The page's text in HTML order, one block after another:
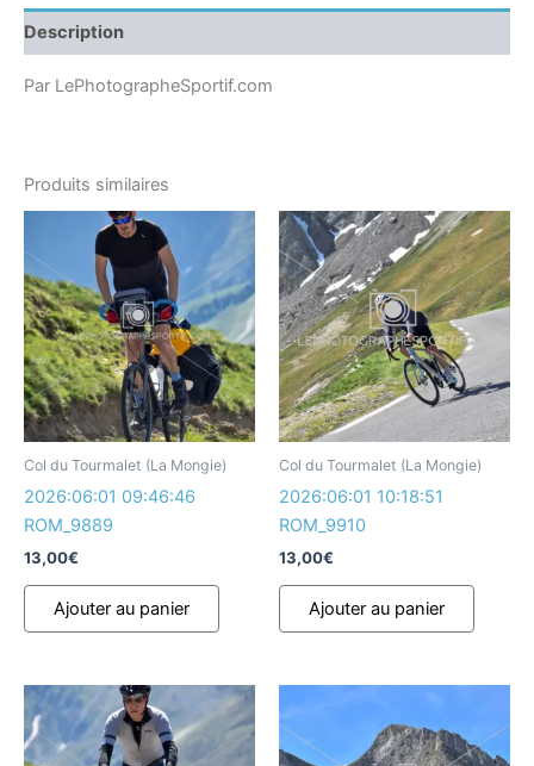
Description
Par LePhotographeSportif.com
Produits similaires
Col du Tourmalet (La Mongie)
2026:06:01 09:46:46
ROM_9889
13,00€
Ajouter au panier
Col du Tourmalet (La Mongie)
2026:06:01 10:18:51
ROM_9910
13,00€
Ajouter au panier